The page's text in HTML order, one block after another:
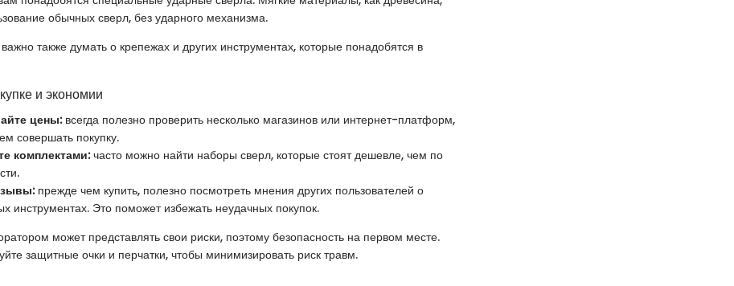
обычных сверл, без ударного механизма.
также думать о крепежах и других инструментах, которые понадобятся в
и экономии
цены:всегда полезно проверить несколько магазинов или интернет-платформ,
совершать покупку.
комплектами:часто можно найти наборы сверл, которые стоят дешевле, чем по
прежде чем купить, полезно посмотреть мнения других пользователей о
инструментах. Это поможет избежать неудачных покупок.
может представлять свои риски, поэтому безопасность на первом месте.
защитные очки и перчатки, чтобы минимизировать риск травм.